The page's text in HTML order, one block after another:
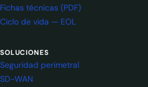
Fichas técnicas (PDF)
Ciclo de vida — EOL
SOLUCIONES
Seguridad perimetral
SD-WAN